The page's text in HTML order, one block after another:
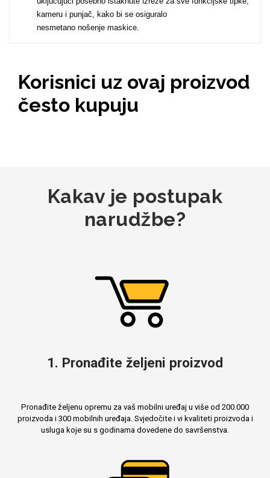
kameru i punjač, kako bi se osiguralo
nesmetano nošenje maskice.
Korisnici uz ovaj proizvod
često kupuju
Kakav je postupak
narudžbe?
1. Pronađite željeni proizvod
Pronađite željenu opremu za vaš mobilni uređaj u više od 200.000
proizvoda i 300 mobilnih uređaja. Svjedočite i vi kvaliteti proizvoda i
usluga koje su s godinama dovedene do savršenstva.